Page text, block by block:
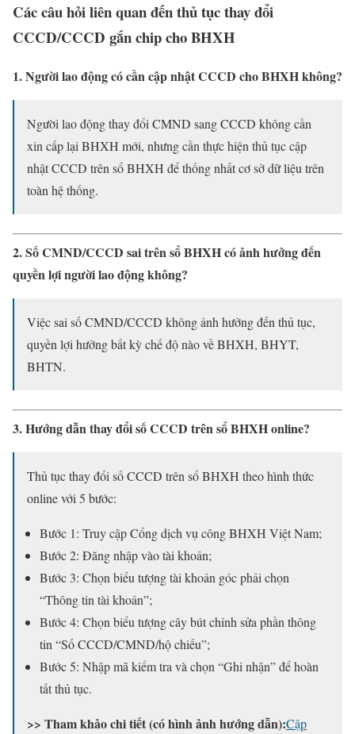
Các câu hỏi liên quan đến thủ tục thay đổi
CCCD/CCCD gắn chip cho BHXH
1. Người lao động có cần cập nhật CCCD cho BHXH không?
Người lao động thay đổi CMND sang CCCD không cần
xin cấp lại BHXH mới, nhưng cần thực hiện thủ tục cập
nhật CCCD trên sổ BHXH để thống nhất cơ sở dữ liệu trên
toàn hệ thống.
2. Số CMND/CCCD sai trên sổ BHXH có ảnh hưởng đến
quyền lợi người lao động không?
Việc sai số CMND/CCCD không ảnh hưởng đến thủ tục,
quyền lợi hưởng bất kỳ chế độ nào về BHXH, BHYT,
BHTN.
3. Hướng dẫn thay đổi số CCCD trên sổ BHXH online?
Thủ tục thay đổi số CCCD trên sổ BHXH theo hình thức
online với 5 bước:
Bước 1: Truy cập Cổng dịch vụ công BHXH Việt Nam;
Bước 2: Đăng nhập vào tài khoản;
Bước 3: Chọn biểu tượng tài khoản góc phải chọn
“Thông tin tài khoản”;
Bước 4: Chọn biểu tượng cây bút chỉnh sửa phần thông
tin “Số CCCD/CMND/hộ chiếu”;
Bước 5: Nhập mã kiểm tra và chọn “Ghi nhận” để hoàn
tất thủ tục.
>> Tham khảo chi tiết (có hình ảnh hướng dẫn):Cập